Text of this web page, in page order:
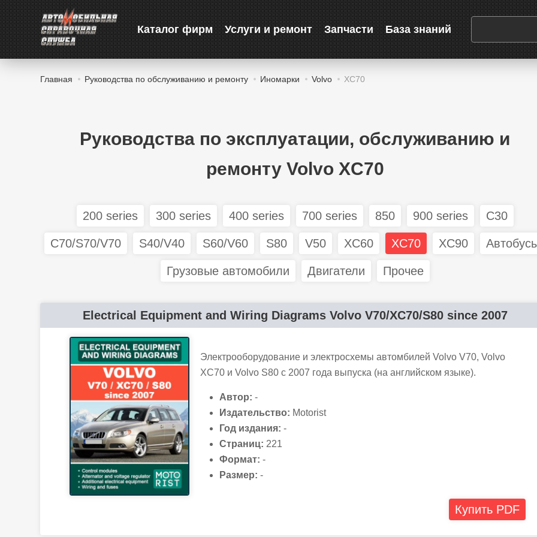
Каталог фирм Услуги и ремонт Запчасти База знаний
Главная Руководства по обслуживанию и ремонту Иномарки Volvo XC70
Руководства по эксплуатации, обслуживанию и
ремонту Volvo XC70
200 series 300 series 400 series 700 series 850 900 series C30
C70/S70/V70 S40/V40 S60/V60 S80 V50 XC60 XC70 XC90
Грузовые автомобили Двигатели Прочее
Electrical Equipment and Wiring Diagrams Volvo V70/XC70/S80 since 2007
Электрооборудование и электросхемы автомбилей Volvo V70, Volvo
XC70 и Volvo S80 с 2007 года выпуска (на английском языке).
Автор: -
Издательство: Motorist
Год издания: -
Страниц: 221
Формат: -
Размер: -
Купить PDF